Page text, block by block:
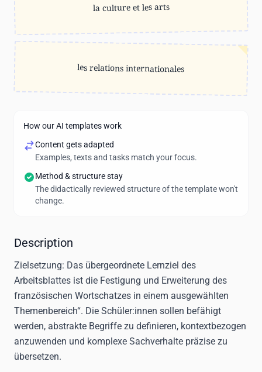
la culture et les arts
les relations internationales
How our AI templates work
Content gets adapted
Examples, texts and tasks match your focus.
Method & structure stay
The didactically reviewed structure of the template won't
change.
Description
Zielsetzung: Das übergeordnete Lernziel des
Arbeitsblattes ist die Festigung und Erweiterung des
französischen Wortschatzes in einem ausgewählten
Themenbereich“. Die Schüler:innen sollen befähigt
werden, abstrakte Begriffe zu definieren, kontextbezogen
anzuwenden und komplexe Sachverhalte präzise zu
übersetzen.